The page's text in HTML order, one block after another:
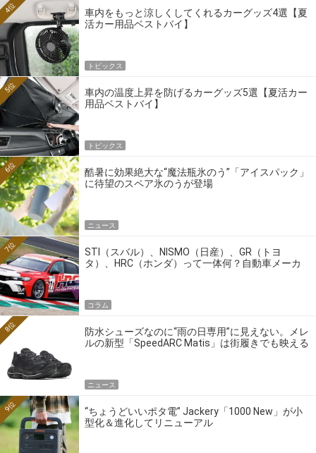
車内をもっと涼しくしてくれるカーグッズ4選【夏
活カー用品ベストバイ】
4位
トピックス
車内の温度上昇を防げるカーグッズ5選【夏活カー
用品ベストバイ】
5位
トピックス
酷暑に効果絶大な“魔法瓶氷のう”「アイスパック」
に待望のスペア氷のうが登場
6位
ニュース
STI（スバル）、NISMO（日産）、GR（トヨ
タ）、HRC（ホンダ）って一体何？自動車メーカ
7位
コラム
防水シューズなのに“雨の日専用”に見えない。メレ
ルの新型「SpeedARC Matis」は街履きでも映える
8位
ニュース
“ちょうどいいポタ電” Jackery「1000 New」が小
型化＆進化してリニューアル
9位